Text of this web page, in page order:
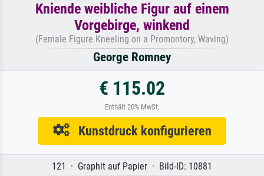
Kniende weibliche Figur auf einem
Vorgebirge, winkend
(Female Figure Kneeling on a Promontory, Waving)
George Romney
€ 115.02
Enthält 20% MwSt.
Kunstdruck konfigurieren
121 · Graphit auf Papier · Bild-ID: 10881